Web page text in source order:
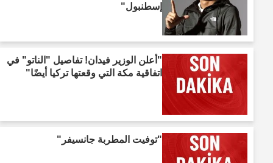
إسطنبول"
"أعلن الوزير فيدان! تفاصيل "الناتو" في
اتفاقية مكة التي وقعتها تركيا أيضًا"
"توفيت المطربة جانسيفر"